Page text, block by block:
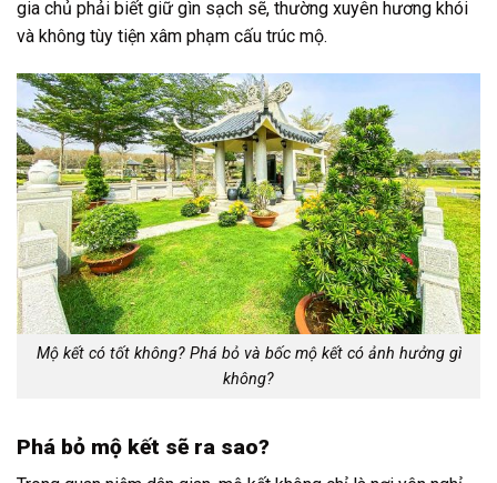
gia chủ phải biết giữ gìn sạch sẽ, thường xuyên hương khói
và không tùy tiện xâm phạm cấu trúc mộ.
Mộ kết có tốt không? Phá bỏ và bốc mộ kết có ảnh hưởng gì
không?
Phá bỏ mộ kết sẽ ra sao?